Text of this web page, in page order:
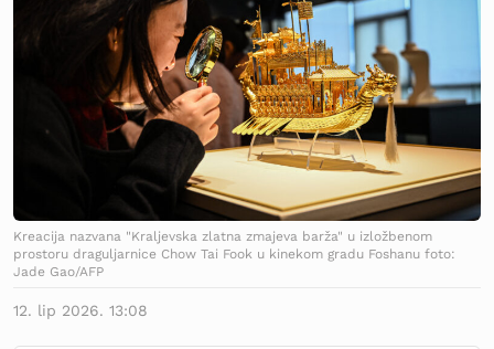
Kreacija nazvana "Kraljevska zlatna zmajeva barža" u izložbenom
prostoru draguljarnice Chow Tai Fook u kinekom gradu Foshanu foto:
Jade Gao/AFP
12. lip 2026. 13:08